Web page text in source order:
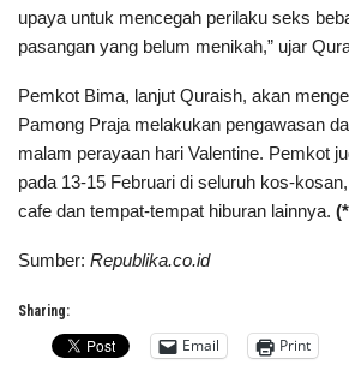
upaya untuk mencegah perilaku seks
pasangan yang belum menikah,” ujar
Pemkot Bima, lanjut Quraish, akan
Pamong Praja melakukan pengawasan
malam perayaan hari Valentine. Pemkot
pada 13-15 Februari di seluruh kos-
cafe dan tempat-tempat hiburan lainnya.
Sumber: Republika.co.id
Sharing:
Email Print